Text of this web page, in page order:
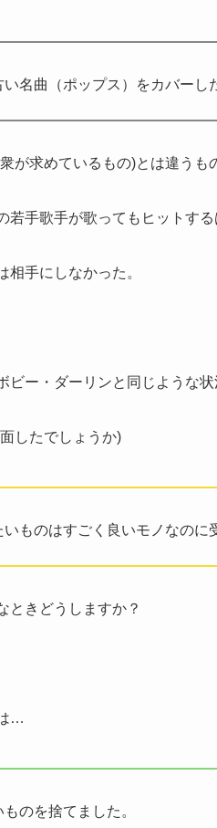
名曲（ポップス）をカバーし
が求めているもの)とは違うも
若手歌手が歌ってもヒットする
相手にしなかった。
ビー・ダーリンと同じような
したでしょうか)
いものはすごく良いモノなのに
ときどうしますか？
…
のを捨てました。